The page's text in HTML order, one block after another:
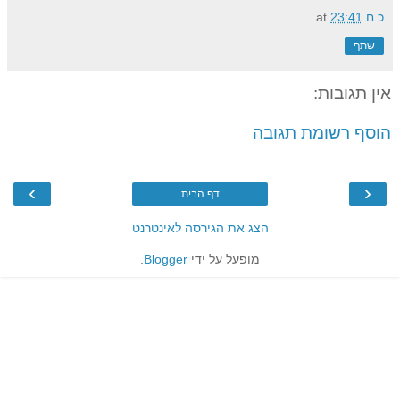
כ ח at 23:41
שתף
אין תגובות:
הוסף רשומת תגובה
‹
› דף הבית
הצג את הגירסה לאינטרנט
מופעל על ידי Blogger
.